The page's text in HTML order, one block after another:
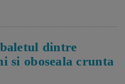
dintre
si oboseala crunta